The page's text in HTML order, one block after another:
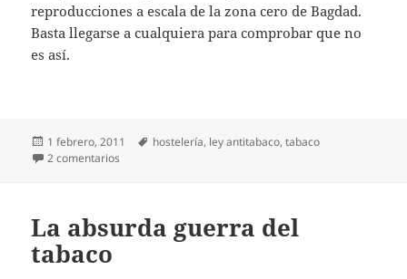
reproducciones a escala de la zona cero de Bagdad.
Basta llegarse a cualquiera para comprobar que no
es así.
Publicado
el
1 febrero, 2011 Etiquetas
hostelería, ley antitabaco,tabaco
2 comentarios
La absurda guerra del
tabaco